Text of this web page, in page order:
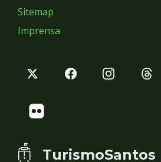
Sitemap
Imprensa
TurismoSantos